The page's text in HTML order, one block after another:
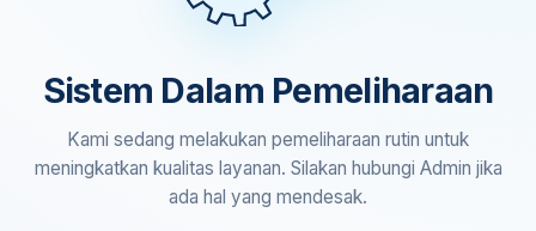
Sistem Dalam Pemeliharaan
Kami sedang melakukan pemeliharaan rutin untuk
meningkatkan kualitas layanan. Silakan hubungi Admin jika
ada hal yang mendesak.